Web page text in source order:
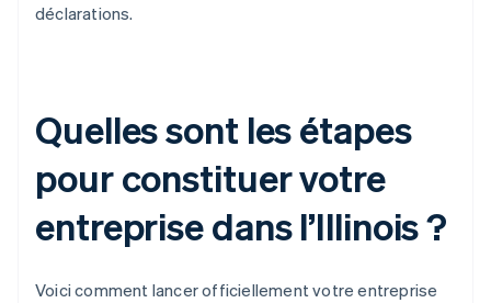
déclarations.
Quelles sont les étapes
pour constituer votre
entreprise dans l’Illinois ?
Voici comment lancer officiellement votre entreprise